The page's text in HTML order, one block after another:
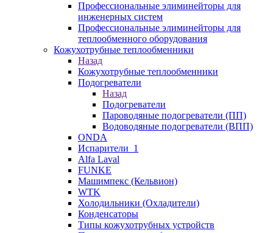
Профессиональные элиминейторы для
инженерных систем
Профессиональные элиминейторы для
теплообменного оборудования
Кожухотрубные теплообменники
Назад
Кожухотрубные теплообменники
Подогреватели
Назад
Подогреватели
Пароводяные подогреватели (ПП)
Водоводяные подогреватели (ВПП)
ONDA
Испарители_1
Alfa Laval
FUNKE
Машимпекс (Кельвион)
WTK
Холодильники (Охладители)
Конденсаторы
Типы кожухотрубных устройств